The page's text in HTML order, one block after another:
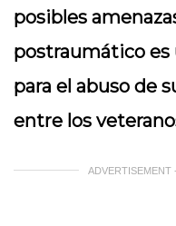
posibles
postraumático es
para el abuso de
entre los
ADVERTISEMENT